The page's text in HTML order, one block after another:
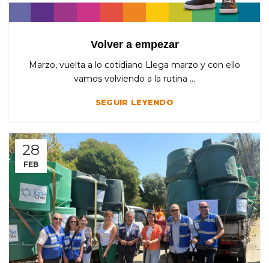
Volver a empezar
Marzo, vuelta a lo cotidiano Llega marzo y con ello
vamos volviendo a la rutina ...
SEGUIR LEYENDO
28
FEB